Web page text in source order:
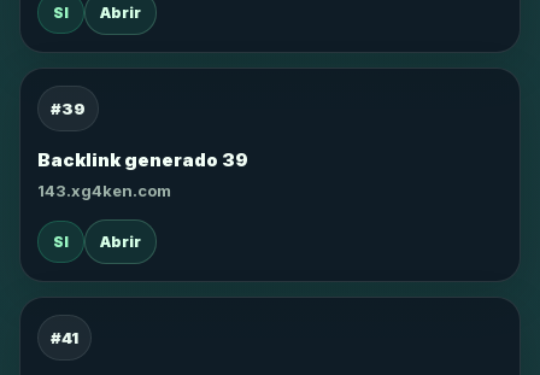
SI Abrir
#39
Backlink generado 39
143.xg4ken.com
SI Abrir
#41